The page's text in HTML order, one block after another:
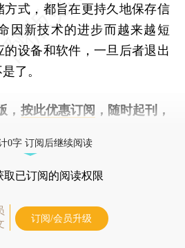
方式，都旨在更持久地保存信
因新技术的进步而越来越短
设备和软件，一旦后者退出
了。
， 按此优惠订阅 ，随时起刊，
0字 订阅后继续阅读
取已订阅的阅读权限
订阅/会员升级